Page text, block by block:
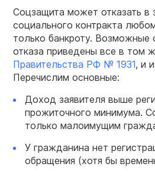
Соцзащита может отказать в
социального контракта
только банкроту. Возможные
отказа приведены все в том
Правительства РФ № 1931, и
Перечислим основные:
Доход заявителя выше
прожиточного минимума.
только малоимущим
У гражданина нет
обращения (хотя бы